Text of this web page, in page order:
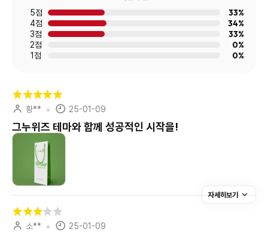
5점
33%
4점 34%
3점 33%
2점 0%
1점 0%
황** 25-01-09
그누위즈 테마와 함께 성공적인 시작을!
자세히보기
소** 25-01-09